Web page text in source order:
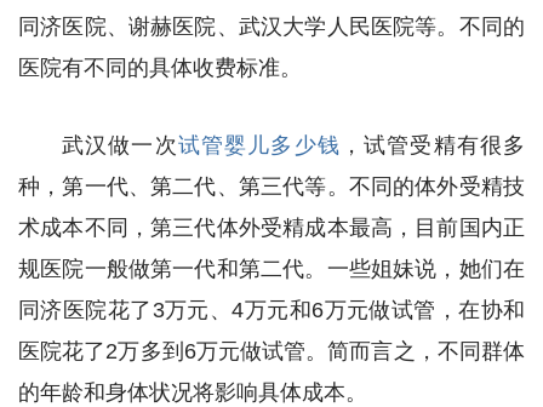
同济医院、谢赫医院、武汉大学人民医院等。不同的
医院有不同的具体收费标准。
武汉做一次试管婴儿多少钱 ，试管受精有很多
种，第一代、第二代、第三代等。不同的体外受精技
术成本不同，第三代体外受精成本最高，目前国内正
规医院一般做第一代和第二代。一些姐妹说，她们在
同济医院花了3万元、4万元和6万元做试管，在协和
医院花了2万多到6万元做试管。简而言之，不同群体
的年龄和身体状况将影响具体成本。